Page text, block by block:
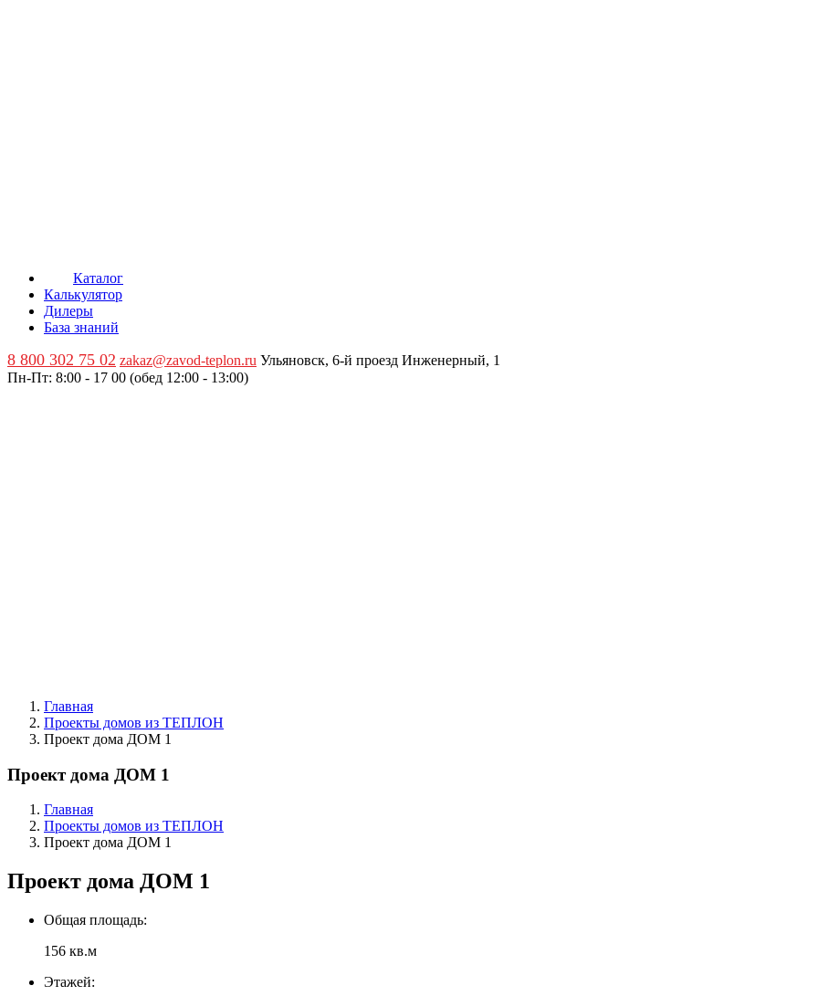
Каталог
Калькулятор
Дилеры
База знаний
8 800 302 75 02 zakaz@zavod-teplon.ru Ульяновск, 6-й проезд Инженерный, 1
Пн-Пт: 8:00 - 17 00 (обед 12:00 - 13:00)
Главная
Проекты домов из ТЕПЛОН
Проект дома ДОМ 1
Проект дома ДОМ 1
Главная
Проекты домов из ТЕПЛОН
Проект дома ДОМ 1
Проект дома ДОМ 1
Общая площадь:
156 кв.м
Этажей: